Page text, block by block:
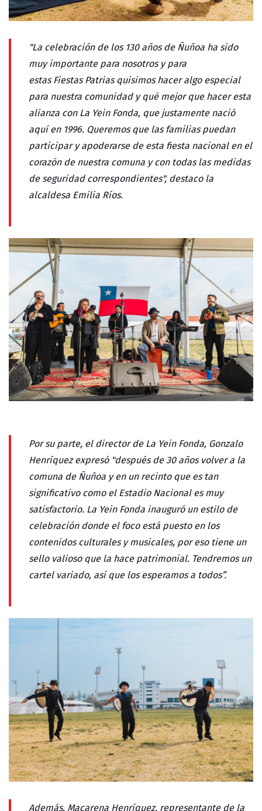
"La celebración de los 130 años de Ñuñoa ha sido
muy importante para nosotros y para
estasFiestas Patriasquisimos hacer algo especial
para nuestra comunidad y qué mejor que hacer esta
alianza con La Yein Fonda, que justamente nació
aquí en 1996. Queremos que las familias puedan
participar y apoderarse de esta fiesta nacional en el
corazón de nuestra comuna y con todas las medidas
de seguridad correspondientes", destaco la
alcaldesa Emilia Ríos.
Por su parte, el director de La Yein Fonda, Gonzalo
Henríquez expresó "después de 30 años volver a la
comuna de Ñuñoa y en un recinto que es tan
significativo como el Estadio Nacional es muy
satisfactorio. La Yein Fonda inauguró un estilo de
celebración donde el foco está puesto en los
contenidos culturales y musicales, por eso tiene un
sello valioso que la hace patrimonial. Tendremos un
cartel variado, así que los esperamos a todos”.
Además, Macarena Henríquez, representante de la